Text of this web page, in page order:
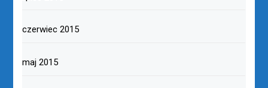
czerwiec 2015
maj 2015